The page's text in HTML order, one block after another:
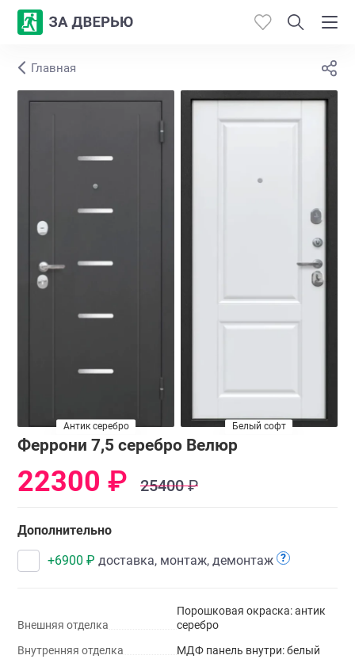
Каталог
Главная
Антик серебро Белый софт
Феррони 7,5 серебро Велюр
22300 ₽ 25400₽
Дополнительно
+6900 ₽ доставка, монтаж, демонтаж ?
Внешняя отделка
Порошковая окраска: антик
серебро
Внутренняя отделка
МДФ панель внутри: белый